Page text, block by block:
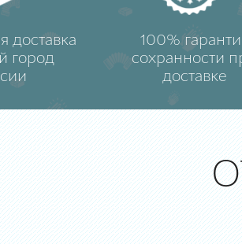
доставка
город
100%
сохранности
доставке